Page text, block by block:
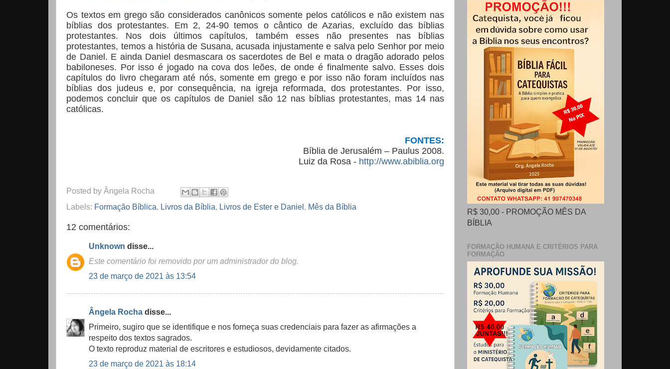
Os textos em grego são considerados canônicos somente pelos católicos e não existem nas
bíblias dos protestantes. Em 2, 24-90 temos o cântico de Azarias, excluído das bíblias
protestantes. Nos dois últimos capítulos, também esses não presentes nas bíblias
protestantes, temos a história de Susana, acusada injustamente e salva pelo Senhor por meio
de Daniel. E ainda Daniel desmascara os sacerdotes de Bel e mata o dragão adorado pelos
babiloneses. Por isso é jogado na cova dos leões, de onde é finalmente salvo. Esses dois
capítulos do livro chegaram até nós, somente em grego e por isso não foram incluídos nas
bíblias dos judeus e, por consequência, na igreja reformada, dos protestantes. Por isso,
podemos concluir que os capítulos de Daniel são 12 nas bíblias protestantes, mas 14 nas
católicas.
FONTES:
Bíblia de Jerusalém – Paulus 2008.
Luiz da Rosa - http://www.abiblia.org
Posted by Ângela Rocha
Labels: Formação Bíblica Livros da Bíblia Livros de Ester e Daniel Mês da Bíblia
12 comentários:
Unknown disse...
Este comentário foi removido por um administrador do blog.
23 de março de 2021 às 13:54
Ângela Rocha disse...
Primeiro, sugiro que se identifique e nos forneça suas credenciais para fazer as afirmações a
respeito dos textos sagrados.
O texto reproduz material de escritores e estudiosos, devidamente citados.
23 de março de 2021 às 18:14
R$ 30,00 - PROMOÇÃO MÊS DA
BÍBLIA
FORMAÇÃO HUMANA E CRITÉRIOS PARA
FORMAÇÃO